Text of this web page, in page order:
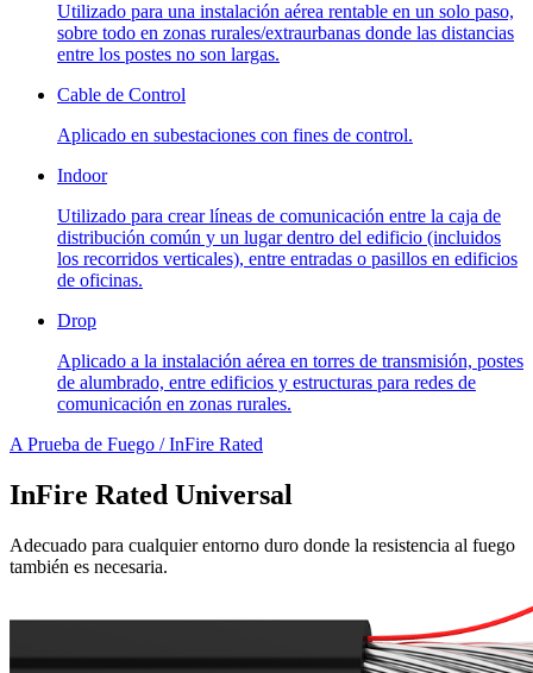
Utilizado para una instalación aérea rentable en un solo paso,
sobre todo en zonas rurales/extraurbanas donde las distancias
entre los postes no son largas.
Cable de Control
Aplicado en subestaciones con fines de control.
Indoor
Utilizado para crear líneas de comunicación entre la caja de
distribución común y un lugar dentro del edificio (incluidos
los recorridos verticales), entre entradas o pasillos en edificios
de oficinas.
Drop
Aplicado a la instalación aérea en torres de transmisión, postes
de alumbrado, entre edificios y estructuras para redes de
comunicación en zonas rurales.
A Prueba de Fuego / InFire Rated
InFire Rated Universal
Adecuado para cualquier entorno duro donde la resistencia al fuego
también es necesaria.